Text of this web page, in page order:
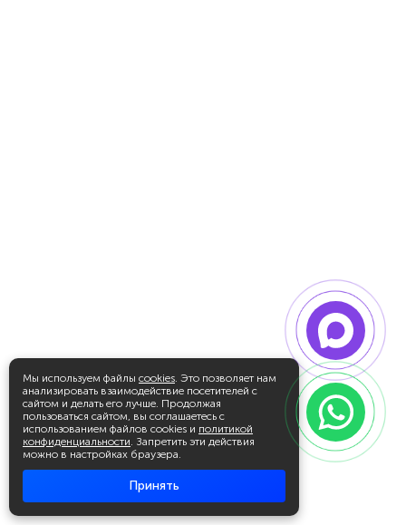
Мы используем файлы cookies. Это позволяет нам
анализировать взаимодействие посетителей с
сайтом и делать его лучше. Продолжая
пользоваться сайтом, вы соглашаетесь с
использованием файлов cookies и политикой
конфиденциальности. Запретить эти действия
можно в настройках браузера.
Принять